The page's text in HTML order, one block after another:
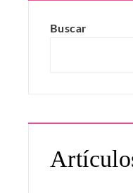
Buscar